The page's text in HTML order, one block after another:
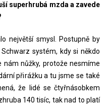
superhrubá mzda a zavede
největší smysl. Postupně by
systém, kdy si někdo
nám nůžky, protože nesmíme
přirážku a tu jsme se také
že lidé se čtyřnásobkem
140 tisíc, tak nad to platí